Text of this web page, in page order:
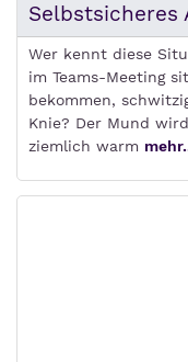
Wer kennt diese
im Teams-Meeting
bekommen,
Knie? Der Mund
ziemlich warm